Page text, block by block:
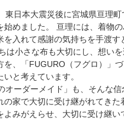
東日本大震災後に宮城県亘理
始めました。 亘理には、着物
を入れて感謝の気持ちを手渡す
は小さな布も大切にし、想い
を、「FUGURO（フグロ）」
と考えています。
オーダーメイド」も、そんな
の家で大切に受け継がれてきた
よみがえらせ、大切に受け継い